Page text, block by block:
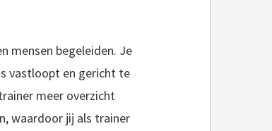
mensen begeleiden. Je
vastloopt en gericht te
meer overzicht
waardoor jij als trainer